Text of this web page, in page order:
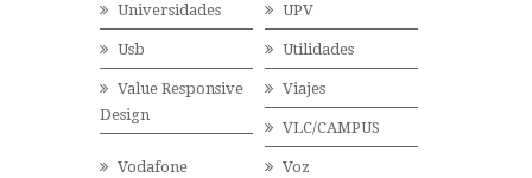
Universidades UPV
Usb Utilidades
Value Responsive
Design
Viajes
VLC/CAMPUS
Vodafone Voz